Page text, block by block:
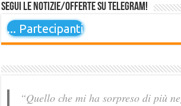
Segui le notizie/offerte su Telegram!
... Partecipanti
“Quello che mi ha sorpreso di più